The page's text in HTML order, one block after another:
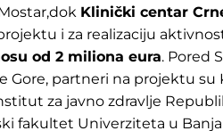
Klinički centar
i za realizaciju
od 2 miliona eura. Pored
Gore, partneri na projektu su
za javno zdravlje
fakultet Univerziteta u